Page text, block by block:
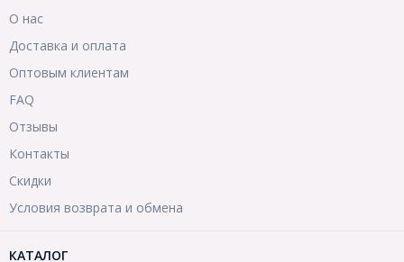
О нас
Доставка и оплата
Оптовым клиентам
FAQ
Отзывы
Контакты
Скидки
Условия возврата и обмена
КАТАЛОГ